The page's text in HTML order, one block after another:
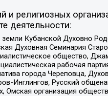
религиозных
деятельности:
Кубанской Духовно
Духовная Семинария
общество,
рабочая
города Череповца,
Инглингов, Русский
Омская организация